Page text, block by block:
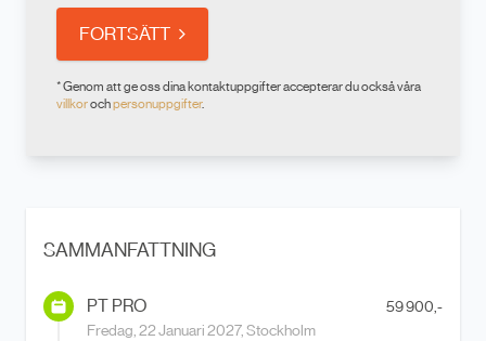
SAMMANFATTNING
PT PRO
59 900,-
Fredag, 22 Januari 2027, Stockholm
FORTSÄTT
* Genom att ge oss dina kontaktuppgifter accepterar du också våra
villkorochpersonuppgifter.